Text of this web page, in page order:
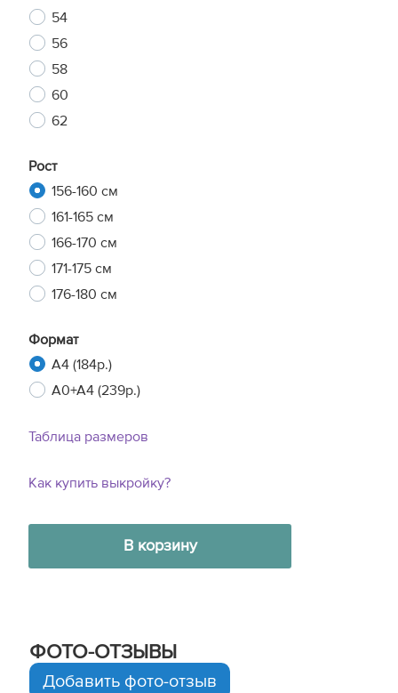
54
56
58
60
62
Рост
156-160 см
161-165 см
166-170 см
171-175 см
176-180 см
Формат
A4 (184р.)
A0+A4 (239р.)
Таблица размеров
Как купить выкройку?
В корзину
ФОТО-ОТЗЫВЫ
Добавить фото-отзыв